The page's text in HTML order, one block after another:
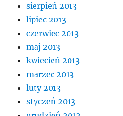
sierpień 2013
lipiec 2013
czerwiec 2013
maj 2013
kwiecień 2013
marzec 2013
luty 2013
styczeń 2013